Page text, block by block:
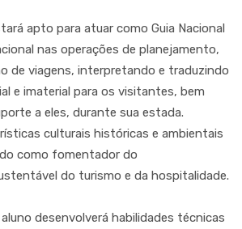
apto para atuar como Guia Nacional
nas operações de planejamento,
de viagens, interpretando e traduzindo
e imaterial para os visitantes, bem
a eles, durante sua estada.
culturais históricas e ambientais
como fomentador do
do turismo e da hospitalidade.
desenvolverá habilidades técnicas